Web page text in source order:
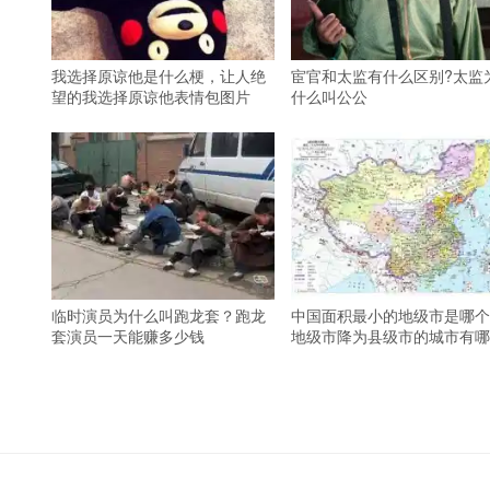
我选择原谅他是什么梗，让人绝
望的我选择原谅他表情包图片
宦官和太监有什么区别?太监
什么叫公公
临时演员为什么叫跑龙套？跑龙
套演员一天能赚多少钱
中国面积最小的地级市是哪
地级市降为县级市的城市有